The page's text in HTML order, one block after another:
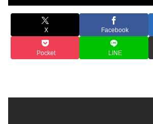
X Facebook
Pocket LINE